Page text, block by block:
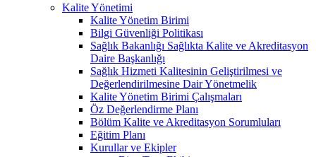
Kalite Yönetimi
Kalite Yönetim Birimi
Bilgi Güvenliği Politikası
Sağlık Bakanlığı Sağlıkta Kalite ve Akreditasyon
Daire Başkanlığı
Sağlık Hizmeti Kalitesinin Geliştirilmesi ve
Değerlendirilmesine Dair Yönetmelik
Kalite Yönetim Birimi Çalışmaları
Öz Değerlendirme Planı
Bölüm Kalite ve Akreditasyon Sorumluları
Eğitim Planı
Kurullar ve Ekipler